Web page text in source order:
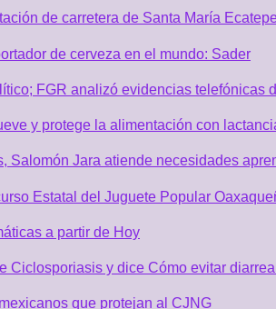
de carretera de Santa María
de cerveza en el mundo: Sader
FGR analizó evidencias telefónicas
y protege la alimentación con
Salomón Jara atiende necesidades
Estatal del Juguete Popular
a partir de Hoy
Ciclosporiasis y dice Cómo evitar
que protejan al CJNG